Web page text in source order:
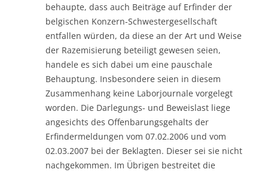
behaupte, dass auch Beiträge auf Erfinder der
belgischen Konzern-Schwestergesellschaft
entfallen würden, da diese an der Art und Weise
der Razemisierung beteiligt gewesen seien,
handele es sich dabei um eine pauschale
Behauptung. Insbesondere seien in diesem
Zusammenhang keine Laborjournale vorgelegt
worden. Die Darlegungs- und Beweislast liege
angesichts des Offenbarungsgehalts der
Erfindermeldungen vom 07.02.2006 und vom
02.03.2007 bei der Beklagten. Dieser sei sie nicht
nachgekommen. Im Übrigen bestreitet die